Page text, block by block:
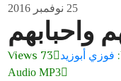
25 نوفمبر 2016
واحبابهم
فوزي أبوزيد 73 Views
Audio MP3